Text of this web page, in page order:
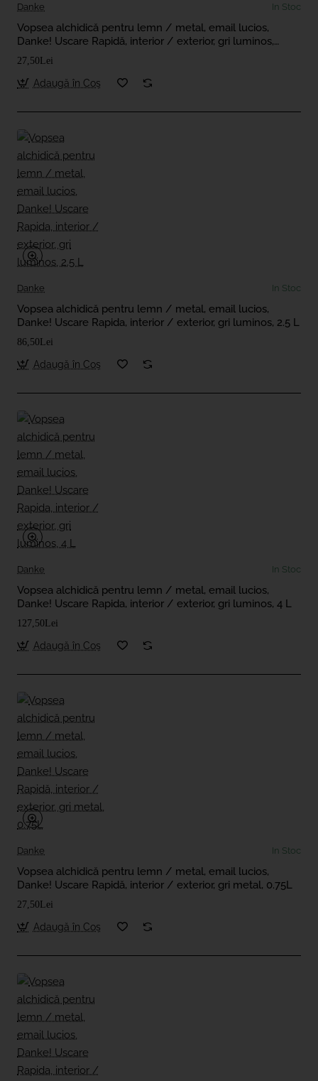
Danke In Stoc
Vopsea alchidică pentru lemn / metal, email lucios,
Danke! Uscare Rapidă, interior / exterior, gri luminos,
0.75L
27,50Lei
Adaugă în Coş
Danke In Stoc
Vopsea alchidică pentru lemn / metal, email lucios,
Danke! Uscare Rapida, interior / exterior, gri luminos, 2.5 L
86,50Lei
Adaugă în Coş
Danke In Stoc
Vopsea alchidică pentru lemn / metal, email lucios,
Danke! Uscare Rapida, interior / exterior, gri luminos, 4 L
127,50Lei
Adaugă în Coş
Danke In Stoc
Vopsea alchidică pentru lemn / metal, email lucios,
Danke! Uscare Rapidă, interior / exterior, gri metal, 0.75L
27,50Lei
Adaugă în Coş